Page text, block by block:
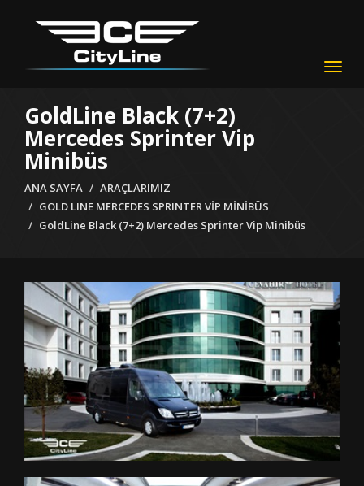
GoldLine Black (7+2)
Mercedes Sprinter Vip
Minibüs
ANA SAYFA
ARAÇLARIMIZ
GOLD LINE MERCEDES SPRINTER VİP MİNİBÜS
GoldLine Black (7+2) Mercedes Sprinter Vip Minibüs